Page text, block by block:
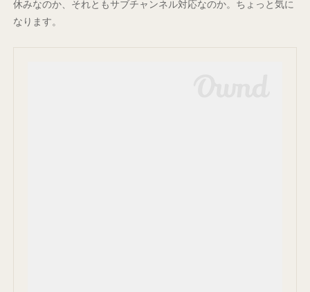
休みなのか、それともサブチャンネル対応なのか。ちょっと気に
なります。